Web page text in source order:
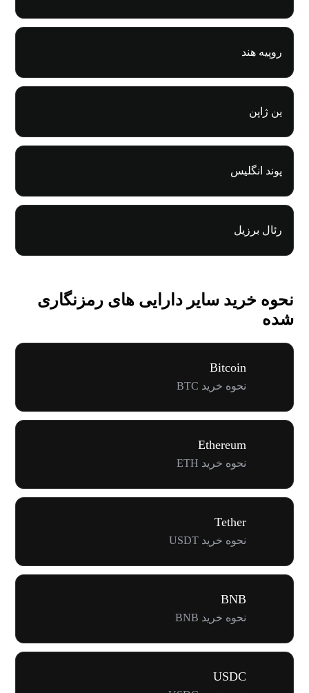
روپیه هند
ین ژاپن
پوند انگلیس
رئال برزیل
نحوه خرید سایر دارایی های رمزنگاری
شده
Bitcoin
نحوه خرید BTC
Ethereum
نحوه خرید ETH
Tether
نحوه خرید USDT
BNB
نحوه خرید BNB
USDC